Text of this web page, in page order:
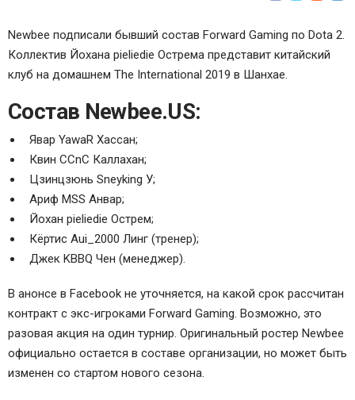
Newbee подписали бывший состав Forward Gaming по Dota 2.
Коллектив Йохана pieliedie Острема представит китайский
клуб на домашнем The International 2019 в Шанхае.
Состав Newbee.US:
Явар YawaR Хассан;
Квин CCnC Каллахан;
Цзинцзюнь Sneyking У;
Ариф MSS Анвар;
Йохан pieliedie Острем;
Кёртис Aui_2000 Линг(тренер);
Джек KBBQ Чен (менеджер).
В анонсе в Facebook не уточняется, на какой срок рассчитан
контракт с экс-игроками Forward Gaming. Возможно, это
разовая акция на один турнир. Оригинальный ростер Newbee
официально остается в составе организации, но может быть
изменен со стартом нового сезона.